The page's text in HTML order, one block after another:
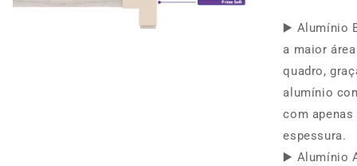
devolução do valor conforme nossa
política de devoluções. Consulte no
▶️ Alumínio
a maior
quadro,
alumínio
com
espessura.
▶️ Alumínio